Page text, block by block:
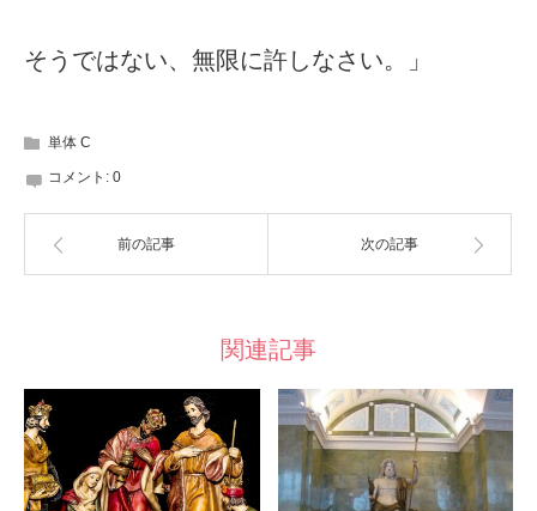
そうではない、無限に許しなさい。」
単体 C
コメント: 0
前の記事 次の記事
関連記事